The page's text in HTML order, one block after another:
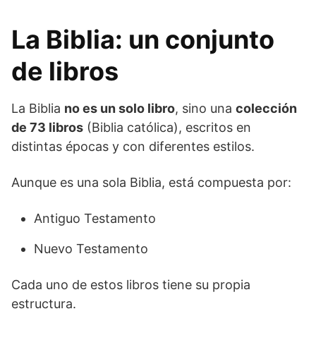
La Biblia: un conjunto
de libros
La Biblia no es un solo libro, sino una colección
de 73 libros (Biblia católica), escritos en
distintas épocas y con diferentes estilos.
Aunque es una sola Biblia, está compuesta por:
Antiguo Testamento
Nuevo Testamento
Cada uno de estos libros tiene su propia
estructura.